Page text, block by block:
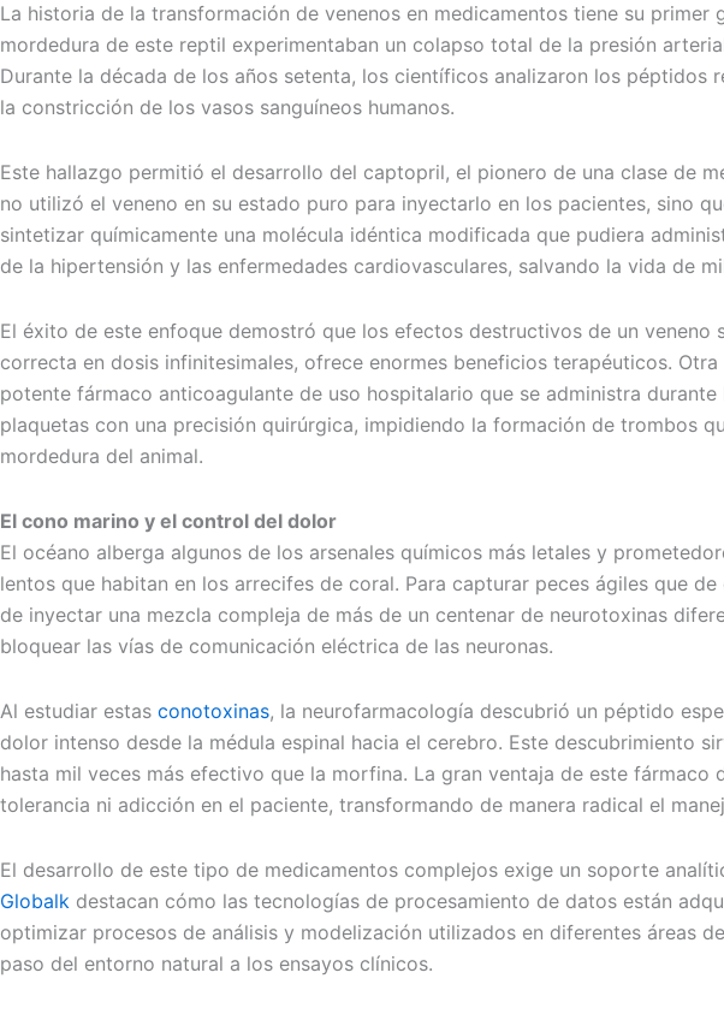
La historia de la transformación de venenos en medicamentos tiene su
mordedura de este reptil experimentaban un colapso total de la presión
Durante la década de los años setenta, los científicos analizaron los
la constricción de los vasos sanguíneos humanos.
Este hallazgo permitió el desarrollo del captopril, el pionero de una clase de
no utilizó el veneno en su estado puro para inyectarlo en los pacientes, sino
sintetizar químicamente una molécula idéntica modificada que pudiera
de la hipertensión y las enfermedades cardiovasculares, salvando la vida de
El éxito de este enfoque demostró que los efectos destructivos de un
correcta en dosis infinitesimales, ofrece enormes beneficios terapéuticos.
potente fármaco anticoagulante de uso hospitalario que se administra
plaquetas con una precisión quirúrgica, impidiendo la formación de trombos
mordedura del animal.
El cono marino y el control del dolor
El océano alberga algunos de los arsenales químicos más letales y
lentos que habitan en los arrecifes de coral. Para capturar peces ágiles que
de inyectar una mezcla compleja de más de un centenar de neurotoxinas
bloquear las vías de comunicación eléctrica de las neuronas.
Al estudiar estas conotoxinas, la neurofarmacología descubrió un péptido
dolor intenso desde la médula espinal hacia el cerebro. Este descubrimiento
hasta mil veces más efectivo que la morfina. La gran ventaja de este
tolerancia ni adicción en el paciente, transformando de manera radical el
El desarrollo de este tipo de medicamentos complejos exige un soporte
Globalk destacan cómo las tecnologías de procesamiento de datos están
optimizar procesos de análisis y modelización utilizados en diferentes áreas
paso del entorno natural a los ensayos clínicos.